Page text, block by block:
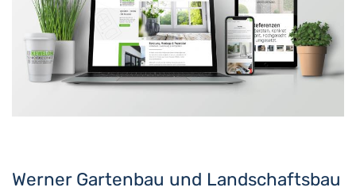
Werner Gartenbau und Landschaftsbau